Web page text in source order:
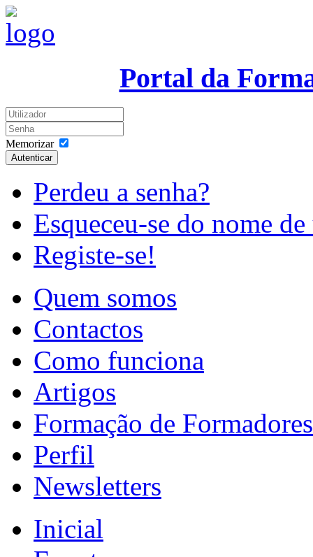
Portal da
Memorizar
Autenticar
Perdeu a senha?
Esqueceu-se do nome
Registe-se!
Quem somos
Contactos
Como funciona
Artigos
Formação de Formadores
Perfil
Newsletters
Inicial